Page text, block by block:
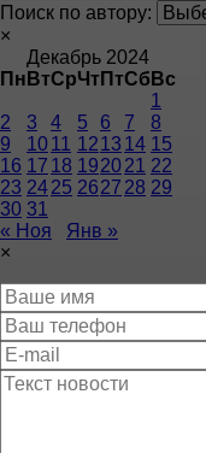
Поиск по автору:
×
Декабрь 2024
Пн ВтСрЧтПтСб Вс
1
2
3 4 5 6 7
8
9
10 11 1213 14 15
16 17 18 1920 21 22
23 2425 2627 28 29
30 31
« Ноя
Янв »
×